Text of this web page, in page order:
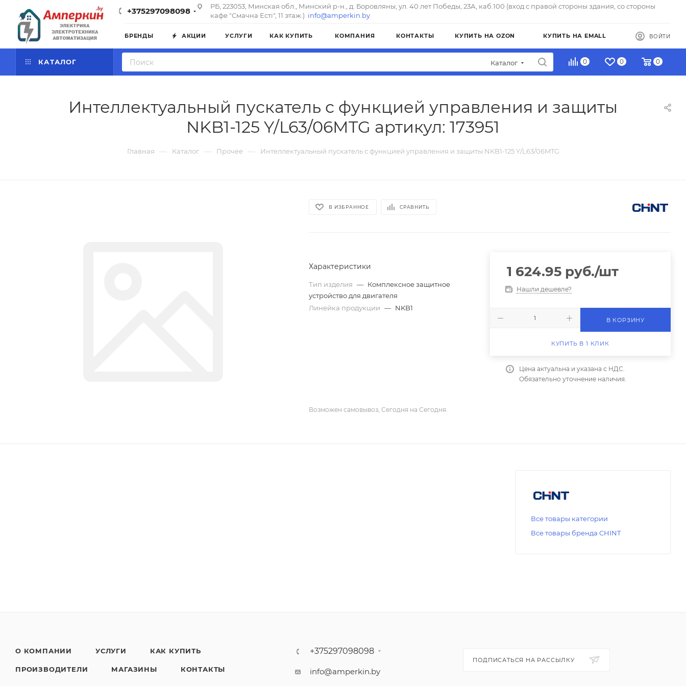
+375297098098
РБ, 223053, Минская обл., Минский р-н., д. Боровляны, ул. 40 лет Победы, 23А, каб.100 (вход с правой стороны здания, со стороны
кафе "Смачна Естi", 11 этаж.) info@amperkin.by
БРЕНДЫ АКЦИИ УСЛУГИ КАК КУПИТЬ КОМПАНИЯ КОНТАКТЫ КУПИТЬ НА OZON КУПИТЬ НА EMALL ВОЙТИ
КАТАЛОГ Каталог 0 0 0
Интеллектуальный пускатель с функцией управления и защиты
NKB1-125 Y/L63/06MTG артикул: 173951
Главная — Каталог — Прочее — Интеллектуальный пускатель с функцией управления и защиты NKB1-125 Y/L63/06MTG
В ИЗБРАННОЕ СРАВНИТЬ
Характеристики
Тип изделия — Комплексное защитное
устройство для двигателя
Линейка продукции — NKB1
1 624.95руб./шт
Нашли дешевле?
В КОРЗИНУ
КУПИТЬ В 1 КЛИК
Цена актуальна и указана с НДС.
Обязательно уточнение наличия.
Возможен самовывоз, Сегодня на Сегодня.
Все товары категории
Все товары бренда CHINT
О КОМПАНИИ УСЛУГИ КАК КУПИТЬ
ПРОИЗВОДИТЕЛИ МАГАЗИНЫ КОНТАКТЫ
+375297098098
info@amperkin.by
ПОДПИСАТЬСЯ НА РАССЫЛКУ